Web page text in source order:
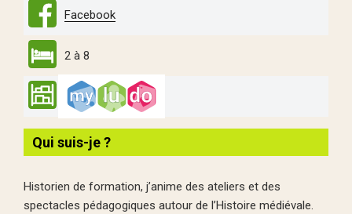
Facebook
2 à 8
Qui suis-je ?
Historien de formation, j’anime des ateliers et des
spectacles pédagogiques autour de l’Histoire médiévale.